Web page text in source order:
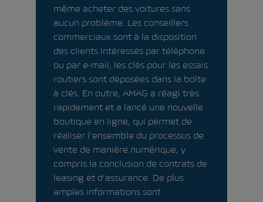
même acheter des voitures sans
aucun problème. Les conseillers
commerciaux sont à la disposition
des clients intéressés par téléphone
ou par e-mail, les clés pour les essais
routiers sont déposées dans la boîte
à clés. En outre, AMAG a réagi très
rapidement et a lancé une nouvelle
boutique en ligne, qui permet de
réaliser l’ensemble du processus de
vente de manière numérique, y
compris la conclusion de contrats de
leasing et d’assurance. De plus
amples informations sont